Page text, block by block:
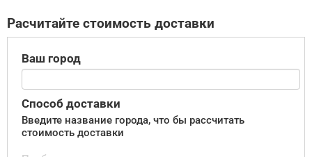
Расчитайте стоимость доставки
Ваш город
Способ доставки
Введите название города, что бы рассчитать
стоимость доставки